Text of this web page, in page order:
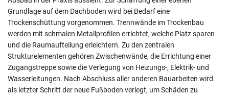
Grundlage auf dem Dachboden wird bei Bedarf eine
Trockenschüttung vorgenommen. Trennwände im Trockenbau
werden mit schmalen Metallprofilen errichtet, welche Platz sparen
und die Raumaufteilung erleichtern. Zu den zentralen
Strukturelementen gehören Zwischenwände, die Errichtung einer
Zugangstreppe sowie die Verlegung von Heizungs-, Elektrik- und
Wasserleitungen. Nach Abschluss aller anderen Bauarbeiten wird
als letzter Schritt der neue Fußboden verlegt, um Schäden zu